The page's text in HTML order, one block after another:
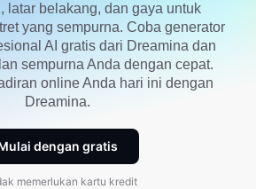
latar belakang, dan gaya untuk
yang sempurna. Coba generator
AI gratis dari Dreamina dan
sempurna Anda dengan cepat.
online Anda hari ini dengan
Dreamina.
dengan gratis
memerlukan kartu kredit